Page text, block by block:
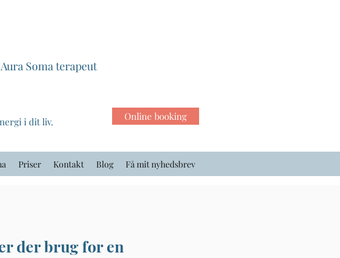
Soma terapeut
i dit liv. Online booking
Priser Kontakt Blog Få mit nyhedsbrev
der brug for en